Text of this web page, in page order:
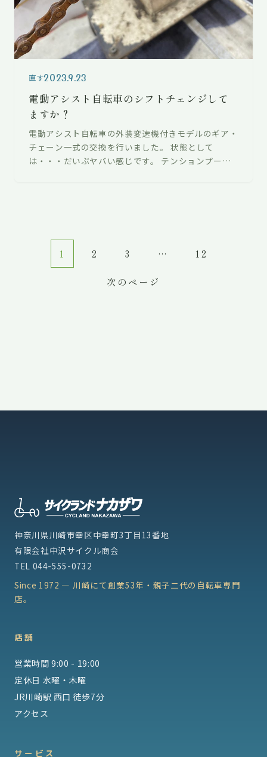
直す2023.9.23
電動アシスト自転車のシフトチェンジして
ますか？
電動アシスト自転車の外装変速機付きモデルのギア・
チェーン一式の交換を行いました。 状態として
は・・・だいぶヤバい感じです。 テンションプーリ
1 2 3 … 12
次のページ
神奈川県川崎市幸区中幸町3丁目13番地
有限会社中沢サイクル商会
TEL 044-555-0732
Since 1972 — 川崎にて創業53年・親子二代の自転車専門
店。
店舗
営業時間 9:00 - 19:00
定休日 水曜・木曜
JR川崎駅 西口 徒歩7分
アクセス
サービス